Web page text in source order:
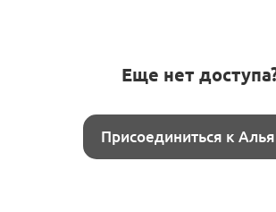
Еще нет
Присоединиться к